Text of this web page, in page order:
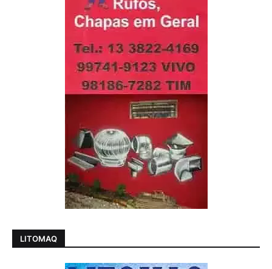
LITOMAQ